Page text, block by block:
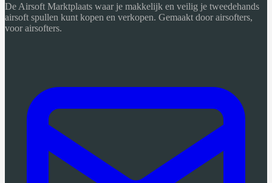
De Airsoft Marktplaats waar je makkelijk en veilig je tweedehands
airsoft spullen kunt kopen en verkopen. Gemaakt door airsofters,
voor airsofters.